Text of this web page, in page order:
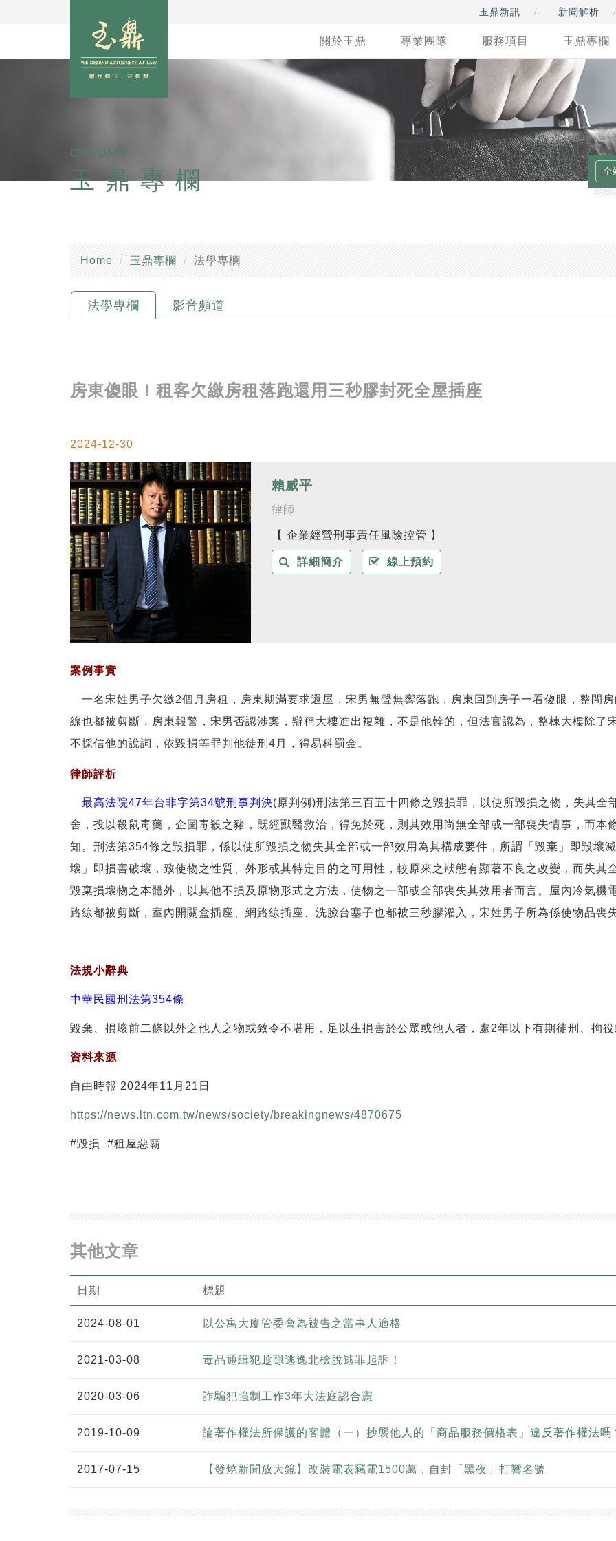
玉鼎新訊 新聞解析
關於玉鼎 專業團隊 服務項目 玉鼎專欄
COLUMN
玉鼎專欄
Home 玉鼎專欄 法學專欄
法學專欄 影音頻道
房東傻眼！租客欠繳房租落跑還用三秒膠封死全屋插座
2024-12-30
賴威平
律師
【 企業經營刑事責任風險控管 】
詳細簡介 線上預約
案例事實
一名宋姓男子欠繳2個月房租，房東期滿要求還屋，宋男無聲無響落跑，房東回到房子一看傻眼，整間
線也都被剪斷，房東報警，宋男否認涉案，辯稱大樓進出複雜，不是他幹的，但法官認為，整棟大樓除了
不採信他的說詞，依毀損等罪判他徒刑4月，得易科罰金。
律師評析
最高法院47年台非字第34號刑事判決(原判例)刑法第三百五十四條之毀損罪，以使所毀損之物，失其
舍，投以殺鼠毒藥，企圖毒殺之豬，既經獸醫救治，得免於死，則其效用尚無全部或一部喪失情事，而本
知。刑法第354條之毀損罪，係以使所毀損之物失其全部或一部效用為其構成要件，所謂「毀棄」即毀壞
壞」即損害破壞，致使物之性質、外形或其特定目的之可用性，較原來之狀態有顯著不良之改變，而失其
毀棄損壞物之本體外，以其他不損及原物形式之方法，使物之一部或全部喪失其效用者而言。屋內冷氣
路線都被剪斷，室內開關盒插座、網路線插座、洗臉台塞子也都被三秒膠灌入，宋姓男子所為係使物品
法規小辭典
中華民國刑法第354條
毀棄、損壞前二條以外之他人之物或致令不堪用，足以生損害於公眾或他人者，處2年以下有期徒刑、拘
資料來源
自由時報 2024年11月21日
https://news.ltn.com.tw/news/society/breakingnews/4870675
#毀損 #租屋惡霸
其他文章
日期 標題
2024-08-01 以公寓大廈管委會為被告之當事人適格
2021-03-08 毒品通緝犯趁隙逃逸北檢脫逃罪起訴！
2020-03-06 詐騙犯強制工作3年大法庭認合憲
2019-10-09 論著作權法所保護的客體（一）抄襲他人的「商品服務價格表」違反著作權法嗎
2017-07-15 【發燒新聞放大鏡】改裝電表竊電1500萬，自封「黑夜」打響名號